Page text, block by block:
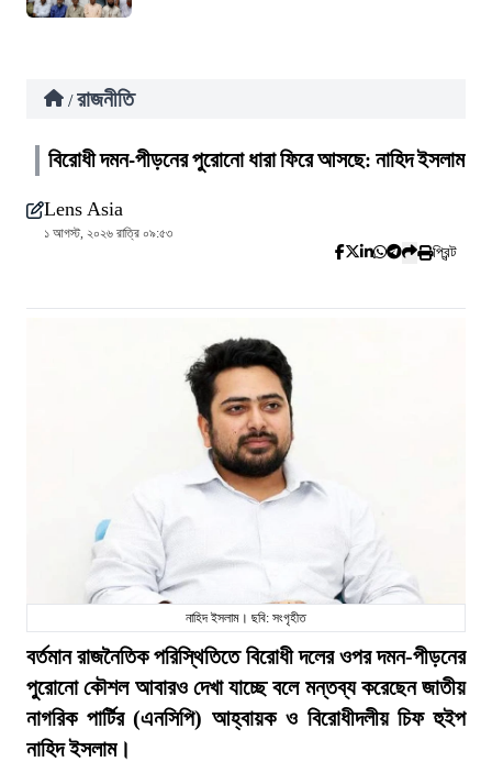
/ রাজনীতি
বিরোধী দমন-পীড়নের পুরোনো ধারা ফিরে আসছে: নাহিদ ইসলাম
Lens Asia
১ আগস্ট, ২০২৬ রাত্রি ০৯:৫৩
প্রিন্ট
নাহিদ ইসলাম। ছবি: সংগৃহীত
বর্তমান রাজনৈতিক পরিস্থিতিতে বিরোধী দলের ওপর দমন-পীড়নের
পুরোনো কৌশল আবারও দেখা যাচ্ছে বলে মন্তব্য করেছেন জাতীয়
নাগরিক পার্টির (এনসিপি) আহ্বায়ক ও বিরোধীদলীয় চিফ হুইপ
নাহিদ ইসলাম।